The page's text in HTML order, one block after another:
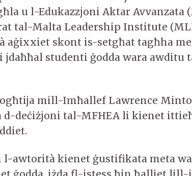
u l-Edukazzjoni Aktar Avvanzata
tal-Malta Leadership Institute
aġixxiet skont is-setgħat tagħha
studenti ġodda wara awditu
mill-Imħallef Lawrence
deċiżjoni tal-MFHEA li kienet
awtorità kienet ġustifikata meta